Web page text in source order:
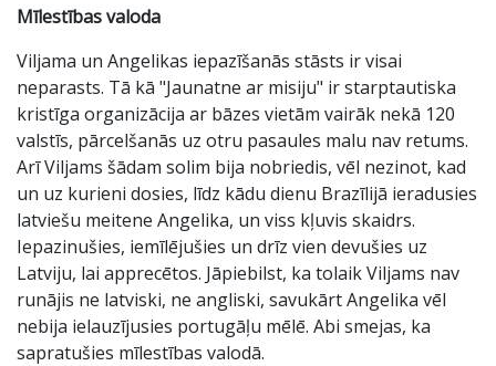
Mīlestības valoda
Viljama un Angelikas iepazīšanās stāsts ir visai
neparasts. Tā kā "Jaunatne ar misiju" ir starptautiska
kristīga organizācija ar bāzes vietām vairāk nekā 120
valstīs, pārcelšanās uz otru pasaules malu nav retums.
Arī Viljams šādam solim bija nobriedis, vēl nezinot, kad
un uz kurieni dosies, līdz kādu dienu Brazīlijā ieradusies
latviešu meitene Angelika, un viss kļuvis skaidrs.
Iepazinušies, iemīlējušies un drīz vien devušies uz
Latviju, lai apprecētos. Jāpiebilst, ka tolaik Viljams nav
runājis ne latviski, ne angliski, savukārt Angelika vēl
nebija ielauzījusies portugāļu mēlē. Abi smejas, ka
sapratušies mīlestības valodā.